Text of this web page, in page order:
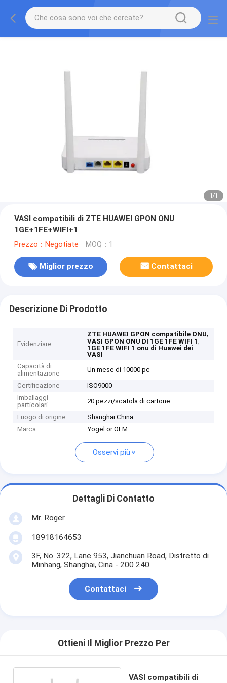
1/1
VASI compatibili di ZTE HUAWEI GPON ONU
1GE+1FE+WIFI+1
Prezzo：Negotiate MOQ：1
Miglior prezzo Contattaci
Descrizione Di Prodotto
Evidenziare
ZTE HUAWEI GPON compatibile ONU,
VASI GPON ONU DI 1GE 1FE WIFI 1,
1GE 1FE WIFI 1 onu di Huawei dei
VASI
Capacità di
alimentazione
Un mese di 10000 pc
Certificazione
ISO9000
Imballaggi
particolari
20 pezzi/scatola di cartone
Luogo di origine
Shanghai China
Marca
Yogel or OEM
Osservi più
Dettagli Di Contatto
Mr. Roger
18918164653
3F, No. 322, Lane 953, Jianchuan Road, Distretto di
Minhang, Shanghai, Cina - 200 240
Contattaci
Ottieni Il Miglior Prezzo Per
VASI compatibili di